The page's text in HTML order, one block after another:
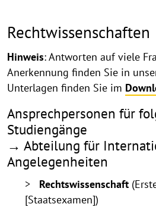
Rechtwissenschaften
Hinweis: Antworten auf viele
Anerkennung finden Sie in
Unterlagen finden Sie im
Ansprechpersonen für
Studiengänge
→ Abteilung für
Angelegenheiten
> Rechtswissenschaft
[Staatsexamen])